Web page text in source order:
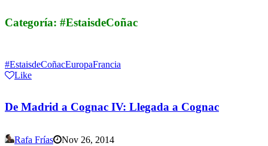
Categoría: #EstaisdeCoñac
#EstaisdeCoñacEuropaFrancia
Like
De Madrid a Cognac IV: Llegada a Cognac
Rafa Frías
Nov 26, 2014